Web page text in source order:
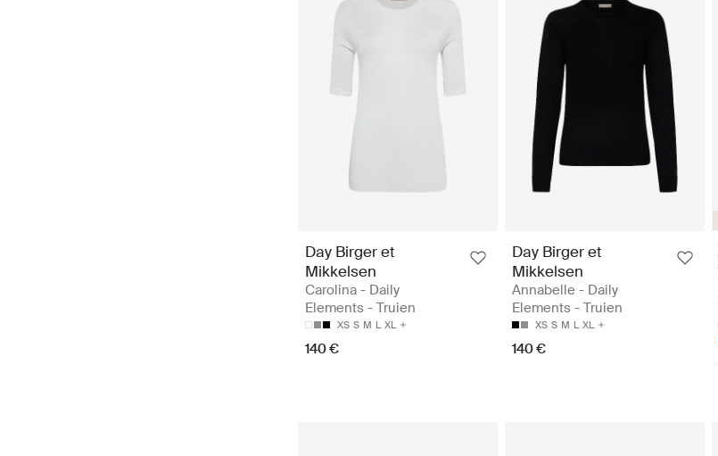
Day Birger et
Mikkelsen
Carolina - Daily
Elements - Truien
XS S M L XL
140 €
Day Birger et
Mikkelsen
Annabelle - Daily
Elements - Truien
XS S M L XL
140 €